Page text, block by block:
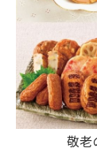
敬老